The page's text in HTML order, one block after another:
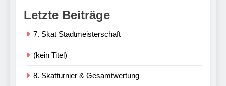
Letzte Beiträge
7. Skat Stadtmeisterschaft
(kein Titel)
8. Skatturnier & Gesamtwertung